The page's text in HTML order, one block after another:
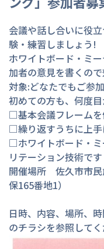
会議や話し合いに役
験・練習しましょう!
ホワイトボード・ミ
加者の意見を書くので
対象:どなたでもご参
初めての方も、何度
□基本会議フレーム
□繰り返すうちに上
□ホワイトボード・
リテーション技術です
開催場所　佐久市市
保165番地1）
日時、内容、場所、
のチラシを参照してく